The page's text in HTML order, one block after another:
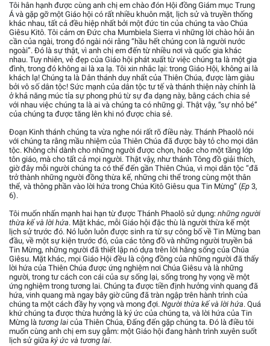
Tôi hân hạnh được cùng anh chị em chào đón Hội đồng Giám mục Trung
Á và gặp gỡ một Giáo hội có rất nhiều khuôn mặt, lịch sử và truyền thống
khác nhau, tất cả đều hiệp nhất bởi một đức tin của chúng ta vào Chúa
Giêsu Kitô. Tôi cảm ơn Đức cha Mumbiela Sierra vì những lời chào hỏi ân
cần của ngài, trong đó ngài nói rằng “hầu hết chúng con là người nước
ngoài”. Đó là sự thật, vì anh chị em đến từ nhiều nơi và quốc gia khác
nhau. Tuy nhiên, vẻ đẹp của Giáo hội phát xuất từ việc chúng ta là một gia
đình, trong đó không ai là xa lạ. Tôi xin nhắc lại: trong Giáo Hội, không ai là
khách lạ! Chúng ta là Dân thánh duy nhất của Thiên Chúa, được làm giàu
bởi vô số dân tộc! Sức mạnh của dân tộc tư tế và thánh thiện này chính là
ở khả năng múc tỉa sự phong phú từ sự đa dạng này, bằng cách chia sẻ
với nhau việc chúng ta là ai và chúng ta có những gì. Thật vậy, “sự nhỏ bé”
của chúng ta được tăng lên khi nó được chia sẻ.
Đoạn Kinh thánh chúng ta vừa nghe nói rất rõ điều này. Thánh Phaolô nói
với chúng ta rằng mầu nhiệm của Thiên Chúa đã được bày tỏ cho mọi dân
tộc. Không chỉ dành cho những người được chọn, hoặc cho một tầng lớp
tôn giáo, mà cho tất cả mọi người. Thật vậy, như thánh Tông đồ giải thích,
giờ đây mỗi người chúng ta có thể đến gần Thiên Chúa, vì mọi dân tộc “đã
trở thành những người đồng thừa kế, những chi thể trong cùng một thân
thể, và thông phần vào lời hứa trong Chúa Kitô Giêsu qua Tin Mừng” (Ep 3,
6).
Tôi muốn nhấn mạnh hai hạn từ được Thánh Phaolô sử dụng: những người
thừa kế và lời hứa. Mặt khác, mỗi Giáo hội đặc thù là người thừa kế một
lịch sử trước đó. Nó luôn luôn được sinh ra từ sự công bố về Tin Mừng ban
đầu, về một sự kiện trước đó, của các tông đồ và những người truyền bá
Tin Mừng, những người đã thiết lập nó dựa trên lời hằng sống của Chúa
Giêsu. Mặt khác, mọi Giáo Hội đều là cộng đồng của những người đã thấy
lời hứa của Thiên Chúa được ứng nghiệm nơi Chúa Giêsu và là những
người, trong tư cách con cái của sự sống lại, sống trong hy vọng về một
ứng nghiệm trong tương lai. Chúng ta được tiền định hưởng vinh quang đã
hứa, vinh quang mà ngay bây giờ cũng đã tràn ngập trên hành trình của
chúng ta một cách đầy hy vọng và mong đợi. Người thừa kế và lời hứa. Quá
khứ chúng ta được thừa hưởng là ký ức của chúng ta, và lời hứa của Tin
Mừng là tương lai của Thiên Chúa, Đấng đến gặp chúng ta. Đó là điều tôi
muốn cùng anh chị em suy gẫm: một Giáo hội đang hành trình xuyên suốt
lịch sử giữa ký ức và tương lai.